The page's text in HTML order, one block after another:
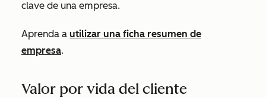
clave de una empresa.
Aprenda a utilizar una ficha resumen de
empresa.
Valor por vida del cliente